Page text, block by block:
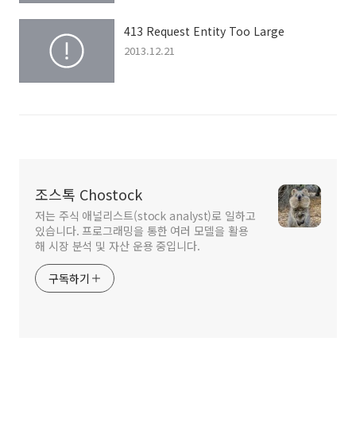
413 Request Entity Too Large
2013.12.21
조스톡 Chostock
저는 주식 애널리스트(stock analyst)로 일하고
있습니다. 프로그래밍을 통한 여러 모델을 활용
해 시장 분석 및 자산 운용 중입니다.
구독하기